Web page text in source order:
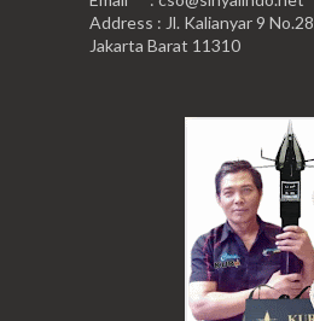
Address : Jl. Kalianyar 9 No.28
Jakarta Barat 11310